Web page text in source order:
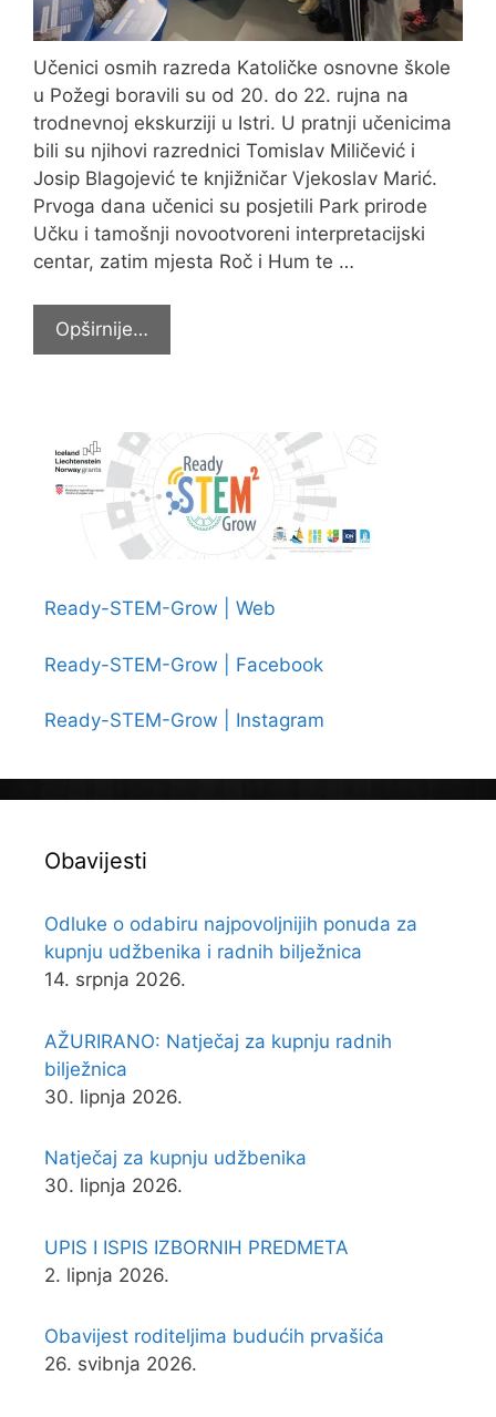
Učenici osmih razreda Katoličke osnovne škole
u Požegi boravili su od 20. do 22. rujna na
trodnevnoj ekskurziji u Istri. U pratnji učenicima
bili su njihovi razrednici Tomislav Miličević i
Josip Blagojević te knjižničar Vjekoslav Marić.
Prvoga dana učenici su posjetili Park prirode
Učku i tamošnji novootvoreni interpretacijski
centar, zatim mjesta Roč i Hum te …
Opširnije…
ekskurzija
Ready-STEM-Grow | Web
Ready-STEM-Grow | Facebook
Ready-STEM-Grow | Instagram
Obavijesti
Odluke o odabiru najpovoljnijih ponuda za
kupnju udžbenika i radnih bilježnica
14. srpnja 2026.
AŽURIRANO: Natječaj za kupnju radnih
bilježnica
30. lipnja 2026.
Natječaj za kupnju udžbenika
30. lipnja 2026.
UPIS I ISPIS IZBORNIH PREDMETA
2. lipnja 2026.
Obavijest roditeljima budućih prvašića
26. svibnja 2026.